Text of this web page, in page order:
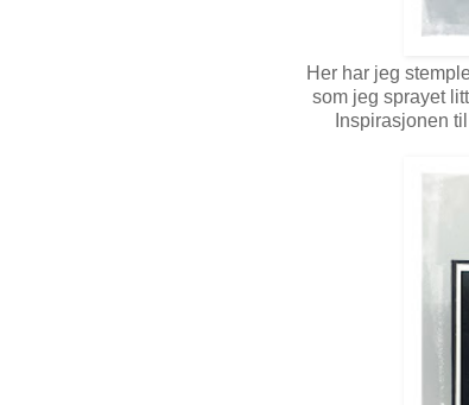
Her har jeg
som jeg sprayet
Inspirasjonen